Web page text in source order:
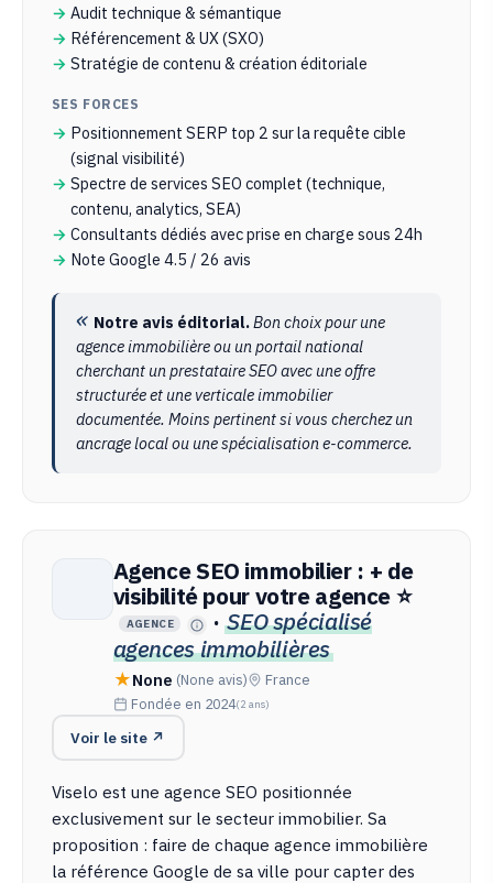
Audit technique & sémantique
Référencement & UX (SXO)
Stratégie de contenu & création éditoriale
SES FORCES
Positionnement SERP top 2 sur la requête cible
(signal visibilité)
Spectre de services SEO complet (technique,
contenu, analytics, SEA)
Consultants dédiés avec prise en charge sous 24h
Note Google 4.5 / 26 avis
Notre avis éditorial.Bon choix pour une
agence immobilière ou un portail national
cherchant un prestataire SEO avec une offre
structurée et une verticale immobilier
documentée. Moins pertinent si vous cherchez un
ancrage local ou une spécialisation e-commerce.
Agence SEO immobilier : + de
visibilité pour votre agence ⭐
AGENCE · SEO spécialisé
agences immobilières
None (None avis) France
Fondée en 2024(2 ans)
Voir le site ↗
Viselo est une agence SEO positionnée
exclusivement sur le secteur immobilier. Sa
proposition : faire de chaque agence immobilière
la référence Google de sa ville pour capter des